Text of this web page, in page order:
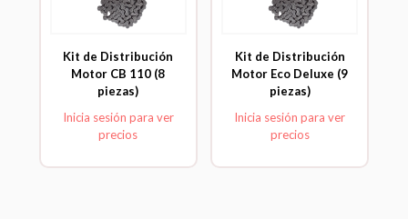
Kit de Distribución
Motor CB 110 (8
piezas)
Inicia sesión para ver
precios
Kit de Distribución
Motor Eco Deluxe (9
piezas)
Inicia sesión para ver
precios